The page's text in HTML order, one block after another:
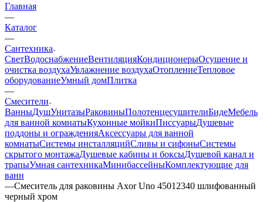
Главная
—
Каталог
—
Сантехника
СветВодоснабжениеВентиляцияКондиционерыОсушение и
очистка воздухаУвлажнение воздухаОтоплениеТепловое
оборудованиеУмный домПлитка
—
Смесители
ВанныДушУнитазыРаковиныПолотенцесушителиБидеМебель
для ванной комнатыКухонные мойкиПиссуарыДушевые
поддоны и огражденияАксессуары для ванной
комнатыСистемы инсталляцийСливы и сифоныСистемы
скрытого монтажаДушевые кабины и боксыДушевой канал и
трапыУмная сантехникаМинибассейныКомплектующие для
ванн
—Смеситель для раковины Axor Uno 45012340 шлифованный
черный хром